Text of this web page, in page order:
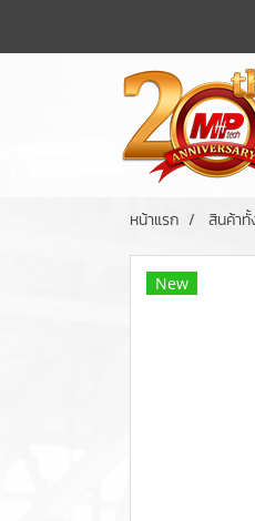
หน้าแรก สินค้า
New